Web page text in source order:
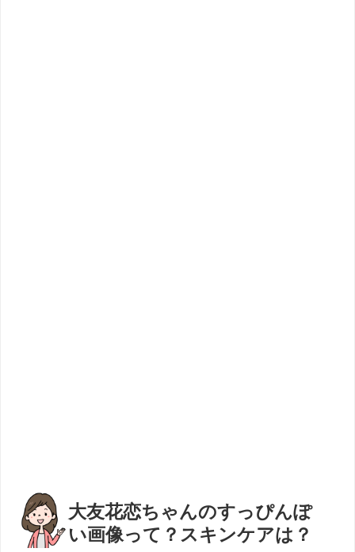
大友花恋ちゃんのすっぴんぽ
い画像って？スキンケアは？